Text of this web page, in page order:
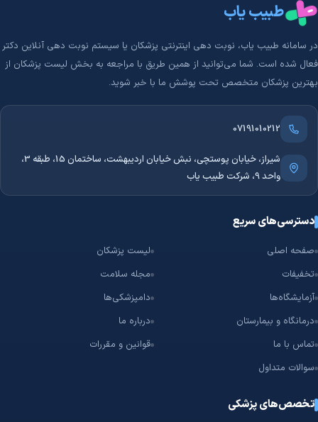
طبیب یاب
در سامانه طبیب‌ یاب، نوبت دهی اینترنتی پزشکان یا سیستم نوبت دهی آنلاین دکتر
فعال شده است. شما می‌توانید از همین طریق با مراجعه به بخش لیست پزشکان از
بهترین پزشکان متخصص تحت پوشش ما با خبر شوید.
07191010212
شیراز، خیابان پوستچی، نبش خیابان اردیبهشت، ساختمان 15، طبقه 3،
واحد 9، شرکت طبیب یاب
دسترسی‌های سریع
صفحه اصلی
لیست پزشکان
تخفیفات
مجله سلامت
آزمایشگاه‌ها
دامپزشکی‌ها
درمانگاه و بیمارستان
درباره ما
تماس با ما
قوانین و مقررات
سوالات متداول
تخصص‌های پزشکی